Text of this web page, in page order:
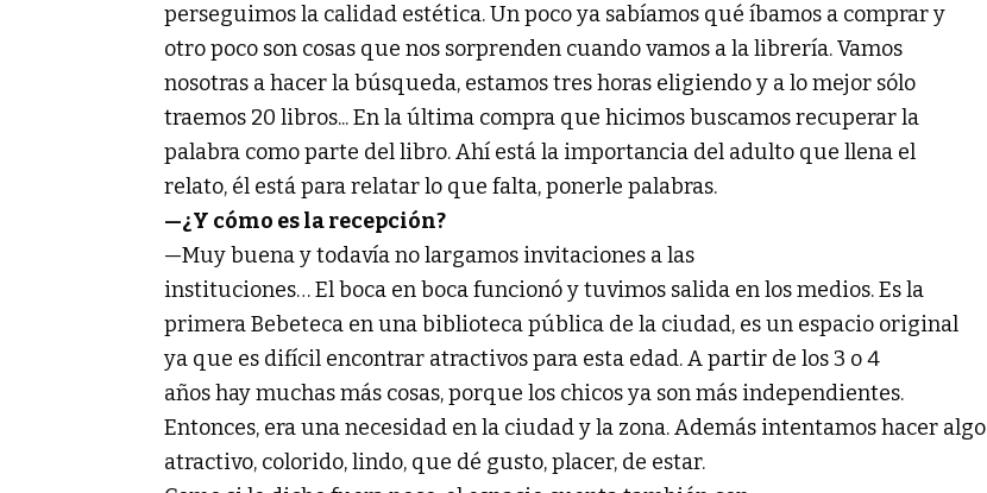
perseguimos la calidad estética. Un poco ya sabíamos qué íbamos a comprar y
otro poco son cosas que nos sorprenden cuando vamos a la librería. Vamos
nosotras a hacer la búsqueda, estamos tres horas eligiendo y a lo mejor sólo
traemos 20 libros... En la última compra que hicimos buscamos recuperar la
palabra como parte del libro. Ahí está la importancia del adulto que llena el
relato, él está para relatar lo que falta, ponerle palabras.
—¿Y cómo es la recepción?
—Muy buena y todavía no largamos invitaciones a las
instituciones… El boca en boca funcionó y tuvimos salida en los medios. Es la
primera Bebeteca en una biblioteca pública de la ciudad, es un espacio original
ya que es difícil encontrar atractivos para esta edad. A partir de los 3 o 4
años hay muchas más cosas, porque los chicos ya son más independientes.
Entonces, era una necesidad en la ciudad y la zona. Además intentamos hacer algo
atractivo, colorido, lindo, que dé gusto, placer, de estar.